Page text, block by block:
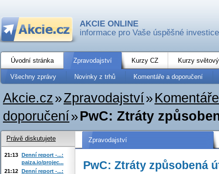
AKCIE ONLINE
informace pro Vaše úspěšné investice
Úvodní stránka Zpravodajství Kurzy CZ Kurzy
Všechny zprávy Novinky z trhů Komentáře a doporučení
Akcie.cz»Zpravodajství»
doporučení»PwC: Ztráty
Zpravodajství
PwC: Ztráty způsobená
Právě diskutujete
21:13 Denní report -...:
paiza.io/projec...
21:12 Denní report -...: